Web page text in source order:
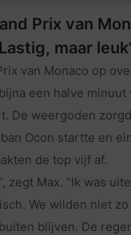
Prix van
maar
van Monaco op
een halve minuut
De weergoden
Ocon startte en
de top vijf af.
zegt Max. “Ik was
We wilden niet
blijven. De